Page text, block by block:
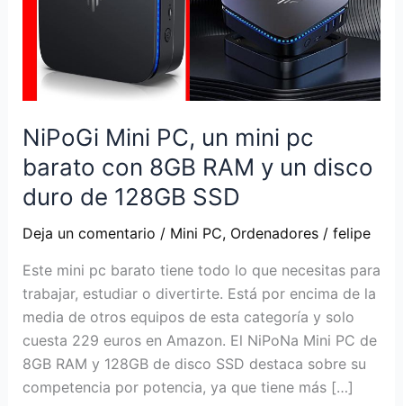
NiPoGi Mini PC, un mini pc
barato con 8GB RAM y un disco
duro de 128GB SSD
Deja un comentario / Mini PC, Ordenadores/ felipe
Este mini pc barato tiene todo lo que necesitas para
trabajar, estudiar o divertirte. Está por encima de la
media de otros equipos de esta categoría y solo
cuesta 229 euros en Amazon. El NiPoNa Mini PC de
8GB RAM y 128GB de disco SSD destaca sobre su
competencia por potencia, ya que tiene más […]